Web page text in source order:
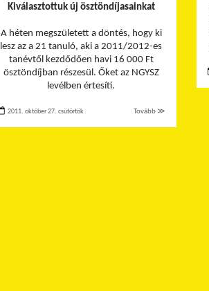
Kiválasztottuk új ösztöndíjasainkat
A héten megszületett a döntés, hogy ki
lesz az a 21 tanuló, aki a 2011/2012-es
tanévtől kezdődően havi 16 000 Ft
ösztöndíjban részesül. Őket az NGYSZ
levélben értesíti.
2011. október 27. csütörtök Tovább ≫